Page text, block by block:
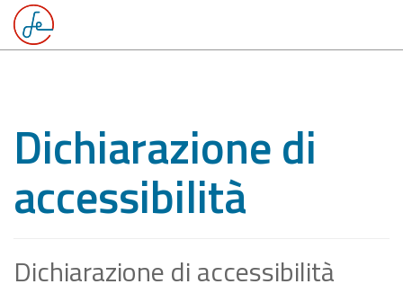
Dichiarazione di
accessibilità
Dichiarazione di accessibilità